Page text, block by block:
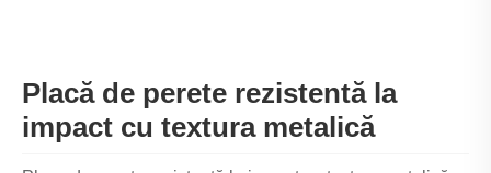
Placă de perete rezistentă la
impact cu textura metalică